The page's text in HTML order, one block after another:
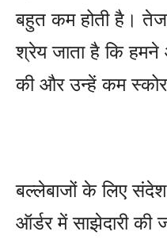
बहुत कम होती है। तेज
श्रेय जाता है कि
की और उन्‍हें कम स्‍कोर
बल्‍लेबाजों के लिए
ऑर्डर में साझेदारी की